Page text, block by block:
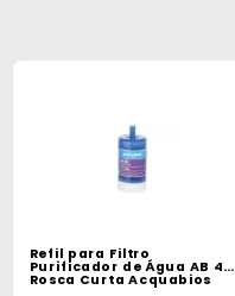
Refil para Filtro
Purificador de Água AB 40
Rosca Curta Acquabios